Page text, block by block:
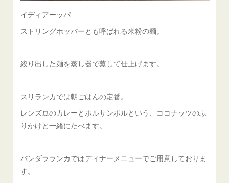
イディアーッパ
ストリングホッパーとも呼ばれる米粉の麺。
絞り出した麺を蒸し器で蒸して仕上げます。
スリランカでは朝ごはんの定番。
レンズ豆のカレーとポルサンボルという、ココナッツのふ
りかけと一緒にたべます。
バンダラランカではディナーメニューでご用意しておりま
す。